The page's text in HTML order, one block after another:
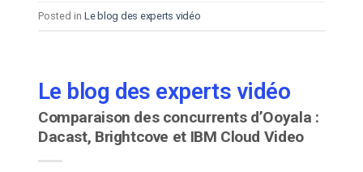
Posted in Le blog des experts vidéo
Le blog des experts vidéo
Comparaison des concurrents d’Ooyala :
Dacast, Brightcove et IBM Cloud Video